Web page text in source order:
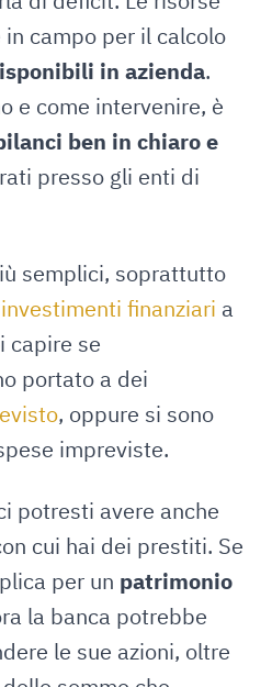
campo per il calcolo
in azienda.
e come intervenire, è
ben in chiaro e
presso gli enti di
semplici, soprattutto
investimenti finanziari a
capire se
portato a dei
, oppure si sono
impreviste.
potresti avere anche
cui hai dei prestiti. Se
per un patrimonio
la banca potrebbe
le sue azioni, oltre